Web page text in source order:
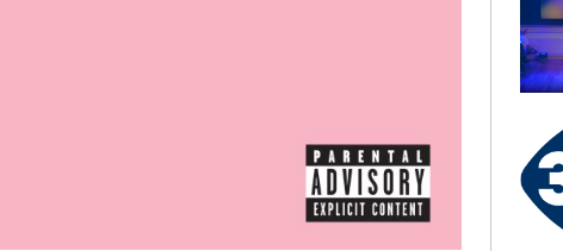
3 X TE - 06-08-2026
Le canzoni della tua vita -
Anna - Lecco (LC)